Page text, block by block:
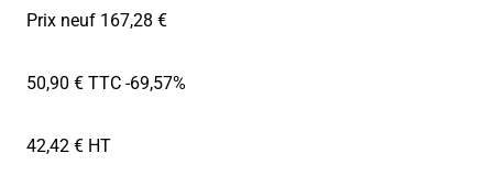
Prix neuf 167,28 €
50,90 € TTC-69,57%
42,42 € HT